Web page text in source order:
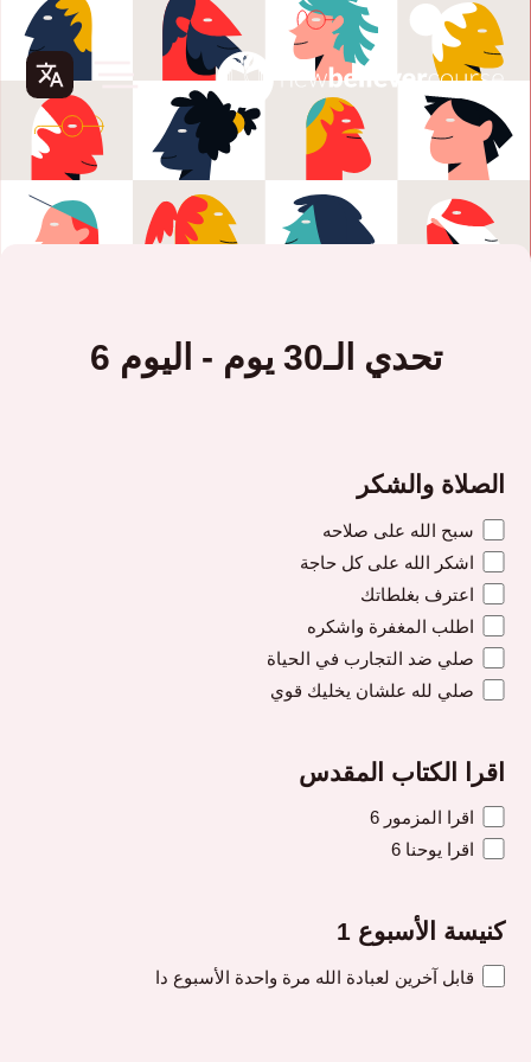
تحدي الـ30 يوم - اليوم 6
الصلاة والشكر
سبح الله على صلاحه
اشكر الله على كل حاجة
اعترف بغلطاتك
اطلب المغفرة واشكره
صلي ضد التجارب في الحياة
صلي لله علشان يخليك قوي
اقرا الكتاب المقدس
اقرا المزمور 6
اقرا يوحنا 6
كنيسة الأسبوع 1
قابل آخرين لعبادة الله مرة واحدة الأسبوع دا